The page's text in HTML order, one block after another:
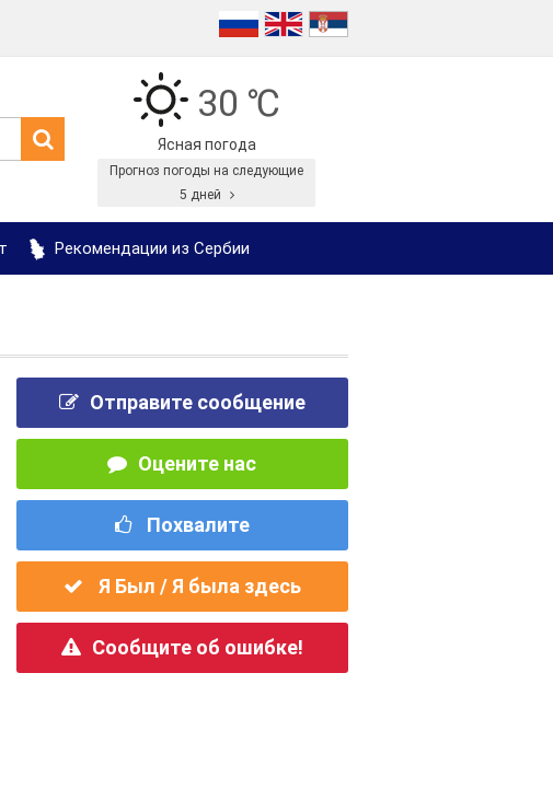
30 ℃
Ясная погода
Прогноз погоды на следующие
5 дней
Рекомендации из Сербии
Отправите сообщение
Оцените нас
Похвалите
Я Был / Я была здесь
Сообщите об ошибке!